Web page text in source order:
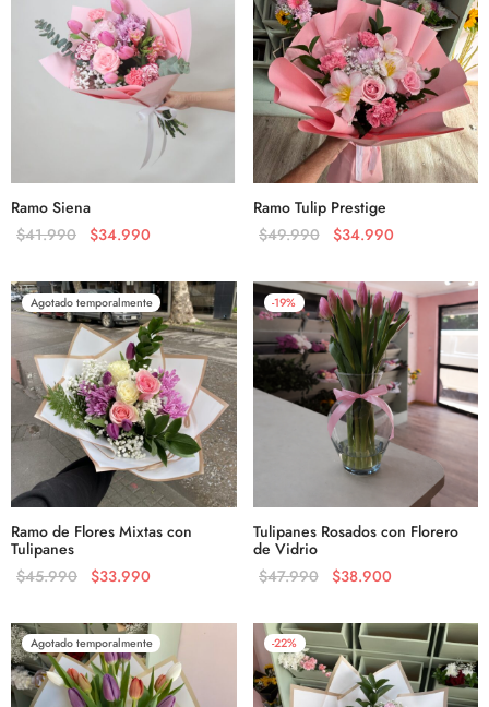
Ramo Siena
$41.990 $34.990
Ramo Tulip Prestige
$49.990 $34.990
Agotado temporalmente
Ramo de Flores Mixtas con
Tulipanes
$45.990 $33.990
-19%
Tulipanes Rosados con Florero
de Vidrio
$47.990 $38.900
Agotado temporalmente -22%